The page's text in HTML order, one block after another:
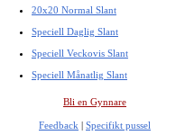
20x20 Normal Slant
Speciell Daglig Slant
Speciell Veckovis Slant
Speciell Månatlig Slant
Bli en Gynnare
Feedback | Specifikt pussel